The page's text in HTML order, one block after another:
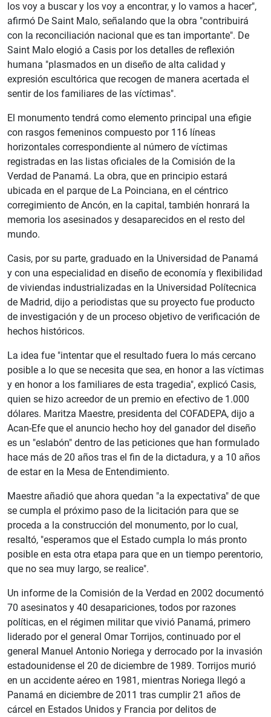
los voy a buscar y los voy a encontrar, y lo vamos a hacer",
afirmó De Saint Malo, señalando que la obra "contribuirá
con la reconciliación nacional que es tan importante". De
Saint Malo elogió a Casis por los detalles de reflexión
humana "plasmados en un diseño de alta calidad y
expresión escultórica que recogen de manera acertada el
sentir de los familiares de las víctimas".
El monumento tendrá como elemento principal una efigie
con rasgos femeninos compuesto por 116 líneas
horizontales correspondiente al número de víctimas
registradas en las listas oficiales de la Comisión de la
Verdad de Panamá. La obra, que en principio estará
ubicada en el parque de La Poinciana, en el céntrico
corregimiento de Ancón, en la capital, también honrará la
memoria los asesinados y desaparecidos en el resto del
mundo.
Casis, por su parte, graduado en la Universidad de Panamá
y con una especialidad en diseño de economía y flexibilidad
de viviendas industrializadas en la Universidad Polítecnica
de Madrid, dijo a periodistas que su proyecto fue producto
de investigación y de un proceso objetivo de verificación de
hechos históricos.
La idea fue "intentar que el resultado fuera lo más cercano
posible a lo que se necesita que sea, en honor a las víctimas
y en honor a los familiares de esta tragedia", explicó Casis,
quien se hizo acreedor de un premio en efectivo de 1.000
dólares. Maritza Maestre, presidenta del COFADEPA, dijo a
Acan-Efe que el anuncio hecho hoy del ganador del diseño
es un "eslabón" dentro de las peticiones que han formulado
hace más de 20 años tras el fin de la dictadura, y a 10 años
de estar en la Mesa de Entendimiento.
Maestre añadió que ahora quedan "a la expectativa" de que
se cumpla el próximo paso de la licitación para que se
proceda a la construcción del monumento, por lo cual,
resaltó, "esperamos que el Estado cumpla lo más pronto
posible en esta otra etapa para que en un tiempo perentorio,
que no sea muy largo, se realice".
Un informe de la Comisión de la Verdad en 2002 documentó
70 asesinatos y 40 desapariciones, todos por razones
políticas, en el régimen militar que vivió Panamá, primero
liderado por el general Omar Torrijos, continuado por el
general Manuel Antonio Noriega y derrocado por la invasión
estadounidense el 20 de diciembre de 1989. Torrijos murió
en un accidente aéreo en 1981, mientras Noriega llegó a
Panamá en diciembre de 2011 tras cumplir 21 años de
cárcel en Estados Unidos y Francia por delitos de